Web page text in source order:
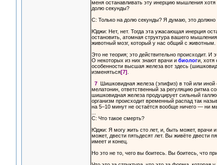
меня останавливать эту инерцию мышления хотя
долю секунды?
С: Только на долю секунды? Я думаю, это должно
Юджи: Нет, нет. Тогда эта ужасающая инерция
остановить, атомная структура вашего
животный мозг, который у нас общий с животным.
Это не теория; это действительно происходит. И
О некоторых из них знают врачи и биологи, хотя
особенности высшая железа вот здесь
изменяться[7]
7Шишковидная железа (эпифиз) в той или иной
мелатонин, ответственный за регуляцию ритма
шишковидная железа продуцирует сильный
организм происходит временный распад так
на 5–10 минут не остаётся вообще ничего — ни
С: Что такое смерть?
Юджи: Я могу жить сто лет, и, быть может, врачи
может, двести пятьдесят лет. Вы живёте двести
имеет и конец.
Но это не то, чего вы боитесь. Вы боитесь, что